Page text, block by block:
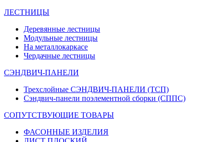
ЛЕСТНИЦЫ
Деревянные лестницы
Модульные лестницы
На металлокаркасе
Чердачные лестницы
СЭНДВИЧ-ПАНЕЛИ
Трехслойные СЭНДВИЧ-ПАНЕЛИ (ТСП)
Сэндвич-панели поэлементной сборки (СППС)
СОПУТСТВУЮЩИЕ ТОВАРЫ
ФАСОННЫЕ ИЗДЕЛИЯ